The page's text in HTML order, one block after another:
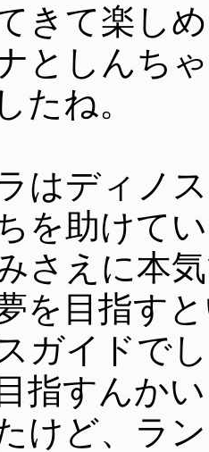
きて楽し
としんち
たね。
はディノ
を助けて
さえに本
を目指す
ガイドで
指すんか
けど、ラ